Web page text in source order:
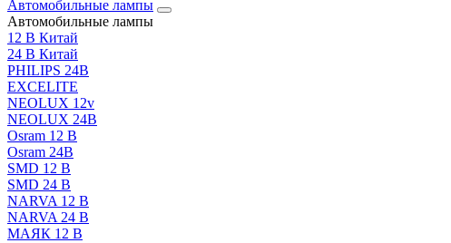
Автомобильные лампы
Автомобильные лампы
12 В Китай
24 В Китай
PHILIPS 24В
EXCELITE
NEOLUX 12v
NEOLUX 24В
Osram 12 В
Osram 24В
SMD 12 В
SMD 24 В
NARVA 12 В
NARVA 24 В
МАЯК 12 В